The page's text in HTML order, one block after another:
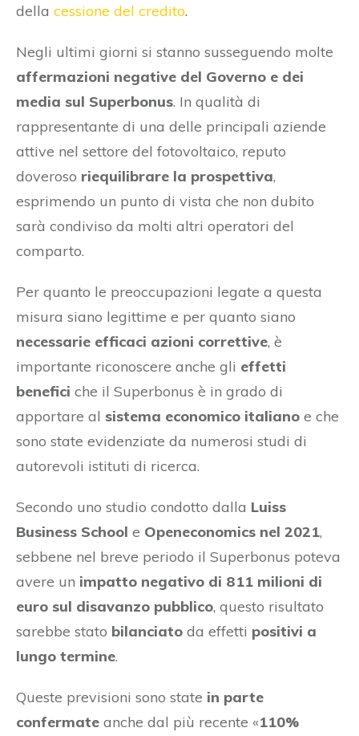
della cessione del credito.
Negli ultimi giorni si stanno susseguendo molte
affermazioni negative del Governo e dei
media sul Superbonus. In qualità di
rappresentante di una delle principali aziende
attive nel settore del fotovoltaico, reputo
doveroso riequilibrare la prospettiva,
esprimendo un punto di vista che non dubito
sarà condiviso da molti altri operatori del
comparto.
Per quanto le preoccupazioni legate a questa
misura siano legittime e per quanto siano
necessarie efficaci azioni correttive, è
importante riconoscere anche gli effetti
benefici che il Superbonus è in grado di
apportare al sistema economico italiano e che
sono state evidenziate da numerosi studi di
autorevoli istituti di ricerca.
Secondo uno studio condotto dalla Luiss
Business School e Openeconomics nel 2021,
sebbene nel breve periodo il Superbonus poteva
avere un impatto negativo di 811 milioni di
euro sul disavanzo pubblico, questo risultato
sarebbe stato bilanciato da effetti positivi a
lungo termine.
Queste previsioni sono state in parte
confermate anche dal più recente «110%